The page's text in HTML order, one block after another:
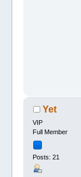
Yet
VIP
Full Member
Posts: 21